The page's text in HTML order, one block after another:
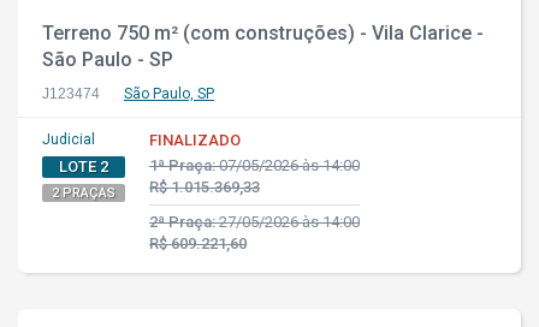
Terreno 750 m² (com construções) - Vila Clarice -
São Paulo - SP
J123474 São Paulo, SP
Judicial
LOTE 2
2 PRAÇAS
FINALIZADO
1ª Praça:07/05/2026 às 14:00
R$ 1.015.369,33
2ª Praça:27/05/2026 às 14:00
R$ 609.221,60